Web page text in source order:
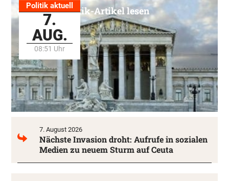
Politik aktuell
7.
AUG.
08:51 Uhr
Alle Politik-Artikel lesen
7. August 2026
Nächste Invasion droht: Aufrufe in sozialen
Medien zu neuem Sturm auf Ceuta